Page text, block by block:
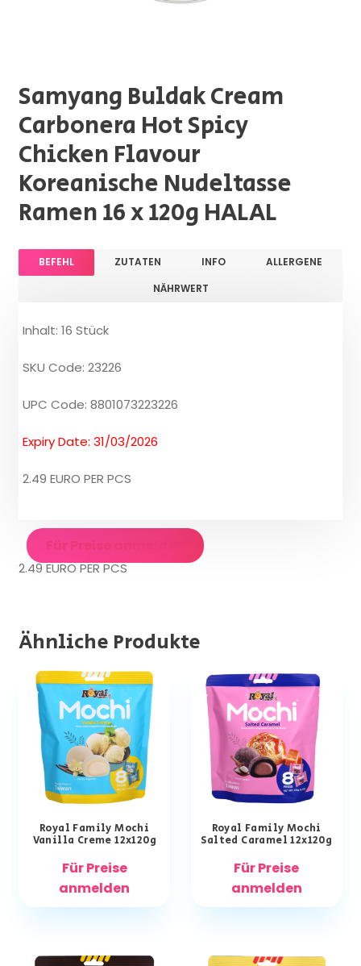
Samyang Buldak Cream
Carbonera Hot Spicy
Chicken Flavour
Koreanische Nudeltasse
Ramen 16 x 120g HALAL
BEFEHL ZUTATEN INFO
ALLERGENE
NÄHRWERT
Inhalt: 16 Stück
SKU Code: 23226
UPC Code: 8801073223226
Expiry Date: 31/03/2026
2.49 EURO PER PCS
Für Preise anmelden
2.49 EURO PER PCS
Ähnliche Produkte
Royal Family Mochi
Vanilla Creme 12x120g
Für Preise
anmelden
Royal Family Mochi
Salted Caramel 12x120g
Für Preise
anmelden